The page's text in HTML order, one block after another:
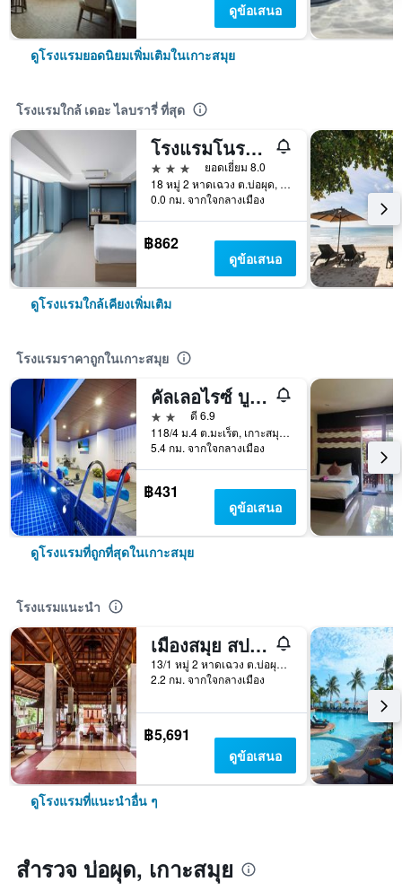
ดูข้อเสนอ
ดูโรงแรมยอดนิยมเพิ่มเติมในเกาะสมุย
โรงแรมใกล้ เดอะ ไลบรารี่ ที่สุด
โรงแรมโนรา เลควิว
3 ดาว
ยอดเยี่ยม 8.0
18 หมู่ 2 หาดเฉวง ต.บ่อผุด, เกาะสมุย, ประเทศไทย
0.0 กม. จากใจกลางเมือง
฿862
ดูข้อเสนอ
ดูโรงแรมใกล้เคียงเพิ่มเติม
โรงแรมราคาถูกในเกาะสมุย
คัลเลอไรซ์ บูติก โฮเทล
2 ดาว
ดี 6.9
118/4 ม.4 ต.มะเร็ต, เกาะสมุย, ประเทศไทย
5.4 กม. จากใจกลางเมือง
฿431
ดูข้อเสนอ
ดูโรงแรมที่ถูกที่สุดในเกาะสมุย
โรงแรมแนะนำ
เมืองสมุย สปา รีสอร์ท
13/1 หมู่ 2 หาดเฉวง ต.บ่อผุด, เกาะสมุย, ประเทศไทย
2.2 กม. จากใจกลางเมือง
฿5,691
ดูข้อเสนอ
ดูโรงแรมที่แนะนำอื่น ๆ
สำรวจ บ่อผุด, เกาะสมุย